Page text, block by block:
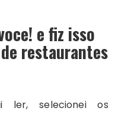
e fiz isso
de restaurantes
ler, selecionei os